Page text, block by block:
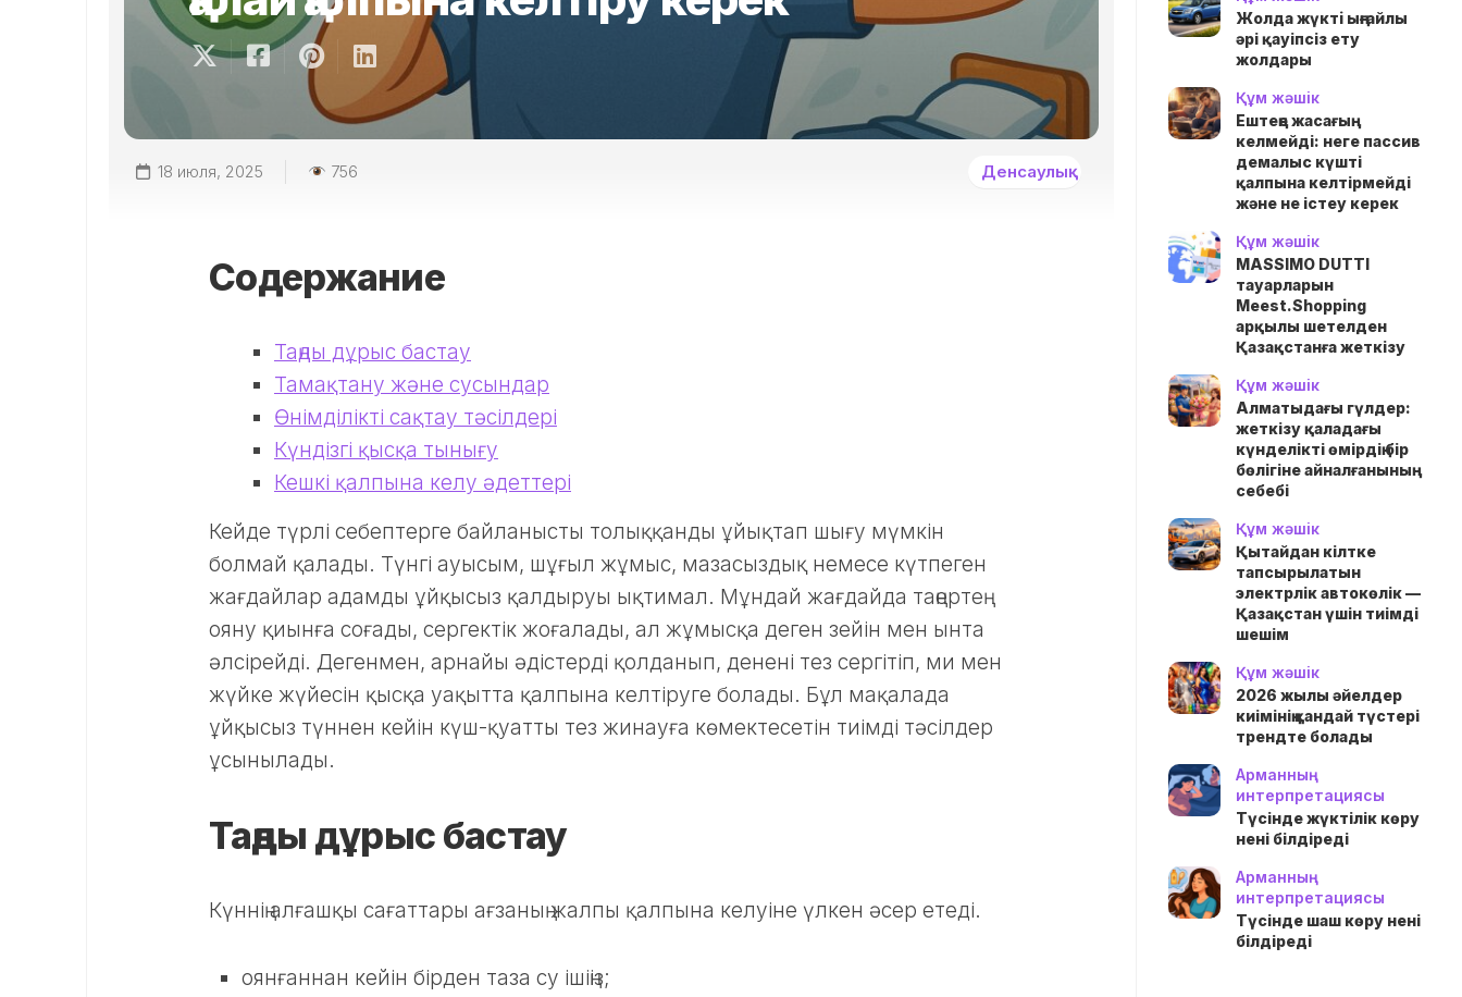
18 июля, 2025 756 Денсаулық
Содержание
Таңды дұрыс бастау
Тамақтану және сусындар
Өнімділікті сақтау тәсілдері
Күндізгі қысқа тынығу
Кешкі қалпына келу әдеттері
Кейде түрлі себептерге байланысты толыққанды ұйықтап шығу мүмкін
болмай қалады. Түнгі ауысым, шұғыл жұмыс, мазасыздық немесе күтпеген
жағдайлар адамды ұйқысыз қалдыруы ықтимал. Мұндай жағдайда таңертең
ояну қиынға соғады, сергектік жоғалады, ал жұмысқа деген зейін мен ынта
әлсірейді. Дегенмен, арнайы әдістерді қолданып, денені тез сергітіп, ми мен
жүйке жүйесін қысқа уақытта қалпына келтіруге болады. Бұл мақалада
ұйқысыз түннен кейін күш-қуатты тез жинауға көмектесетін тиімді тәсілдер
ұсынылады.
Таңды дұрыс бастау
Күннің алғашқы сағаттары ағзаның жалпы қалпына келуіне үлкен әсер етеді.
оянғаннан кейін бірден таза су ішіңіз;
Жолда жүктi ыңғайлы
әрі қауіпсіз ету
жолдары
Құм жәшік
Ештеңе жасағың
келмейді: неге пассив
демалыс күшті
қалпына келтірмейді
және не істеу керек
Құм жәшік
MASSIMO DUTTI
тауарларын
Meest.Shopping
арқылы шетелден
Қазақстанға жеткізу
Құм жәшік
Алматыдағы гүлдер:
жеткізу қаладағы
күнделікті өмірдің бір
бөлігіне айналғанының
себебі
Құм жәшік
Қытайдан кілтке
тапсырылатын
электрлік автокөлік —
Қазақстан үшін тиімді
шешім
Құм жәшік
2026 жылы әйелдер
киімінің қандай түстері
трендте болады
Арманның
интерпретациясы
Түсінде жүктілік көру
нені білдіреді
Арманның
интерпретациясы
Түсінде шаш көру нені
білдіреді